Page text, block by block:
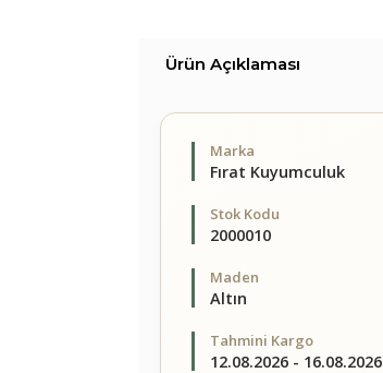
Ürün Açıklaması
Marka
Fırat Kuyumculuk
Stok Kodu
2000010
Maden
Altın
Tahmini Kargo
12.08.2026 - 16.08.2026